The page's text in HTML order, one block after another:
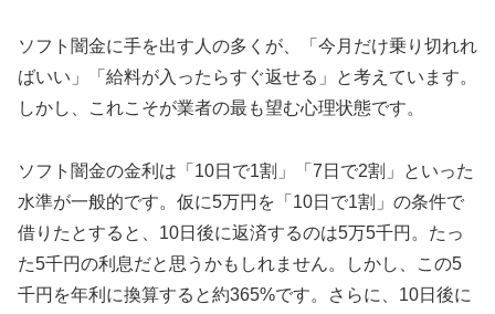
ソフト闇金に手を出す人の多くが、「今月だけ乗り切れれ
ばいい」「給料が入ったらすぐ返せる」と考えています。
しかし、これこそが業者の最も望む心理状態です。
ソフト闇金の金利は「10日で1割」「7日で2割」といった
水準が一般的です。仮に5万円を「10日で1割」の条件で
借りたとすると、10日後に返済するのは5万5千円。たっ
た5千円の利息だと思うかもしれません。しかし、この5
千円を年利に換算すると約365%です。さらに、10日後に